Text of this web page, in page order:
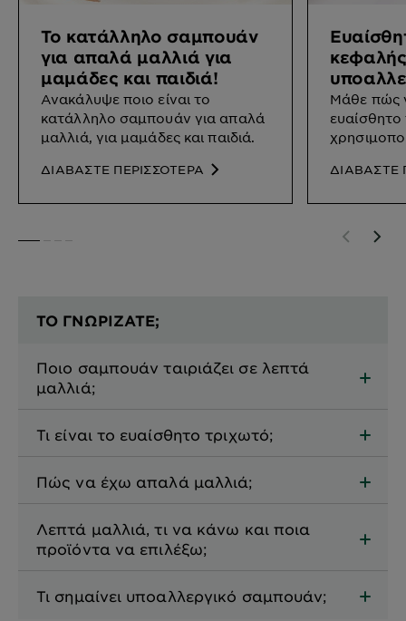
Το κατάλληλο σαμπουάν
για απαλά μαλλιά για
μαμάδες και παιδιά!
Ανακάλυψε ποιο είναι το
κατάλληλο σαμπουάν για απαλά
μαλλιά, για μαμάδες και παιδιά.
ΔΙΑΒΑΣΤΕ ΠΕΡΙΣΣΟΤΕΡΑ
Μάθε πώς
ΔΙΑΒΑΣΤΕ
ΤΟ ΓΝΩΡΙΖΑΤΕ;
Ποιο σαμπουάν ταιριάζει σε λεπτά
μαλλιά;
Τι είναι το ευαίσθητο τριχωτό;
Πώς να έχω απαλά μαλλιά;
Λεπτά μαλλιά, τι να κάνω και ποια
προϊόντα να επιλέξω;
Τι σημαίνει υποαλλεργικό σαμπουάν;